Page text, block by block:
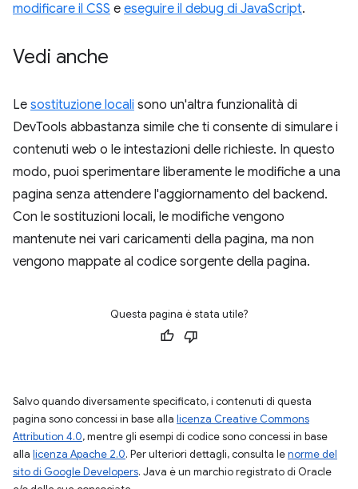
modificare il CSS e eseguire il debug di JavaScript.
Vedi anche
Le sostituzione locali sono un'altra funzionalità di
DevTools abbastanza simile che ti consente di simulare i
contenuti web o le intestazioni delle richieste. In questo
modo, puoi sperimentare liberamente le modifiche a una
pagina senza attendere l'aggiornamento del backend.
Con le sostituzioni locali, le modifiche vengono
mantenute nei vari caricamenti della pagina, ma non
vengono mappate al codice sorgente della pagina.
Questa pagina è stata utile?
Salvo quando diversamente specificato, i contenuti di questa
pagina sono concessi in base alla licenza Creative Commons
Attribution 4.0, mentre gli esempi di codice sono concessi in base
alla licenza Apache 2.0. Per ulteriori dettagli, consulta lenorme del
sito di Google Developers. Java è un marchio registrato di Oracle